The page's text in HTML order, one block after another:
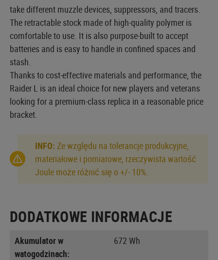
take different muzzle devices, suppressors, and tracers.
The retractable stock made of high-quality polymer is
comfortable to use. It is also purpose-built to accept
batteries and is easy to handle in confined spaces and
stash.
Thanks to cost-effective materials and performance, the
Raider L is an ideal choice for new players and veterans
looking for a premium-class replica in a reasonable price
bracket.
INFO: Ze względu na tolerancje produkcyjne,
materiałowe i pomiarowe, rzeczywista wartość
Joule może różnić się o +/- 10%.
DODATKOWE INFORMACJE
Akumulator w
watogodzinach:
672 Wh